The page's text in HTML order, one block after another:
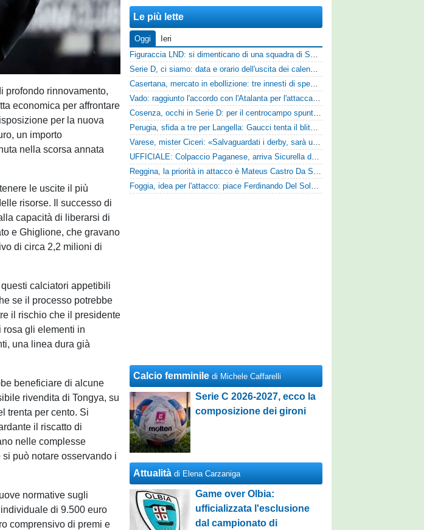
profondo rinnovamento,
economica per affrontare
per la nuova
un importo
nella scorsa annata
le uscite il più
risorse. Il successo di
capacità di liberarsi di
e Ghiglione, che gravano
di circa 2,2 milioni di
calciatori appetibili
se il processo potrebbe
il rischio che il presidente
rosa gli elementi in
una linea dura già
beneficiare di alcune
rivendita di Tongya, su
trenta per cento. Si
il riscatto di
nelle complesse
può notare osservando i
normative sugli
di 9.500 euro
comprensivo di premi e
Le più lette
Oggi
Ieri
Figuraccia LND: si dimenticano di una squadra di Serie D, è da rifare il programma Coppa Italia
Serie D, ci siamo: data e orario dell'uscita dei calendari ufficiali
Casertana, mercato in ebollizione: tre innesti di spessore per lo scacchiere di Vinicio Espinal
Vado: raggiunto l'accordo con l'Atalanta per l'attaccante Frederick Samuel Ndongue
Cosenza, occhi in Serie D: per il centrocampo spunta anche Gerardo Di Gilio
Perugia, sfida a tre per Langella: Gaucci tenta il blitz per il centrocampista del Cosenza
Varese, mister Ciceri: «Salvaguardati i derby, sarà un campionato avvincente»
UFFICIALE: Colpaccio Paganese, arriva Sicurella dalla Scafatese
Reggina, la priorità in attacco è Mateus Castro Da Silva: ore decisive per la fumata bianca
Foggia, idea per l'attacco: piace Ferdinando Del Sole dell'Ascoli
Calcio femminile di Michele Caffarelli
Serie C 2026-2027, ecco la
composizione dei gironi
Attualità di Elena Carzaniga
Game over Olbia:
ufficializzata l'esclusione
dal campionato di